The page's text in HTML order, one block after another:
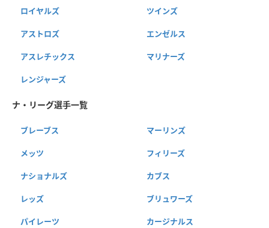
ロイヤルズ ツインズ
アストロズ エンゼルス
アスレチックス マリナーズ
レンジャーズ
ナ・リーグ選手一覧
ブレーブス マーリンズ
メッツ フィリーズ
ナショナルズ カブス
レッズ ブリュワーズ
パイレーツ カージナルス